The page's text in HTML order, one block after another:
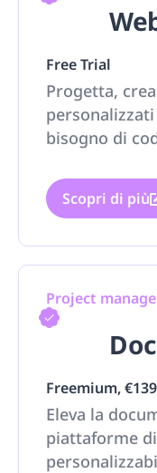
Free Trial
Progetta,
bisogno di
Scopri di più
Project
Freemium,
Eleva la
piattaforme